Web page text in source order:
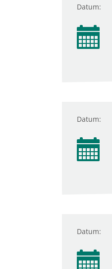
Datum:
Datum:
Datum: